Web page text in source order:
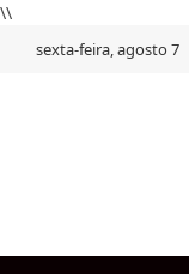
\\
sexta-feira, agosto 7